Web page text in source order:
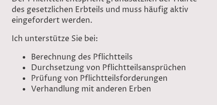
des gesetzlichen Erbteils und muss häufig aktiv
eingefordert werden.
Ich unterstütze Sie bei:
Berechnung des Pflichtteils
Durchsetzung von Pflichtteilsansprüchen
Prüfung von Pflichtteilsforderungen
Verhandlung mit anderen Erben